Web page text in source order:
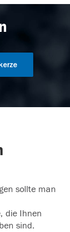
sollte man
die Ihnen
sind.